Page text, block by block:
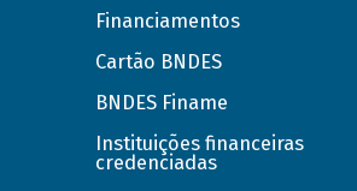
Financiamentos
Cartão BNDES
BNDES Finame
Instituições financeiras
credenciadas